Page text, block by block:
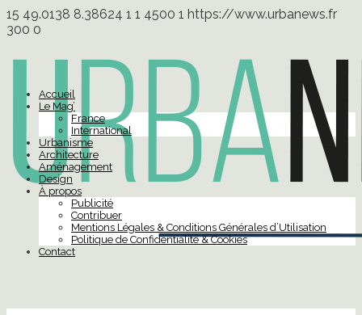
15 49.0138 8.38624 1 1 4500 1 https://www.urbanews.fr
300 0
Accueil
Le Mag’
France
International
Urbanisme
Architecture
Aménagement
Design
À propos
Publicité
Contribuer
Mentions Légales & Conditions Générales d’Utilisation
Politique de Confidentialité & Cookies
Contact